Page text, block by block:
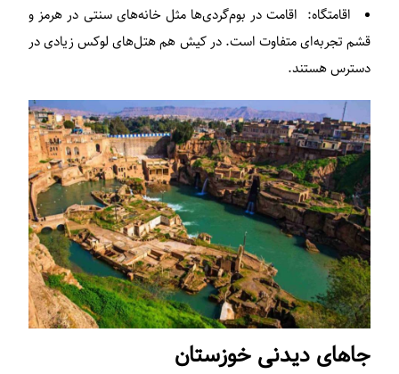
اقامتگاه: اقامت در بوم‌گردی‌ها مثل خانه‌های سنتی در هرمز و
قشم تجربه‌ای متفاوت است. در کیش هم هتل‌های لوکس زیادی در
دسترس هستند.
جاهای دیدنی خوزستان